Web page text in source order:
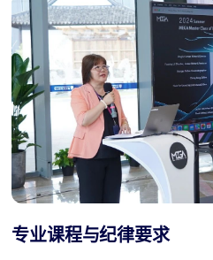
专业课程与纪律要求